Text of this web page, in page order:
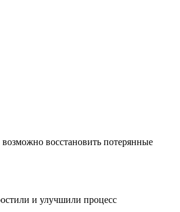
восстановить потерянные
и улучшили процесс